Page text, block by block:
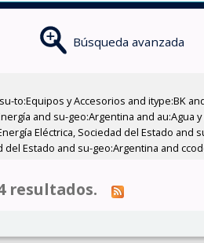
Búsqueda avanzada
y Accesorios and itype:BK
and su-geo:Argentina and au:Agua
Eléctrica, Sociedad del Estado
Estado and su-geo:Argentina and
resultados.